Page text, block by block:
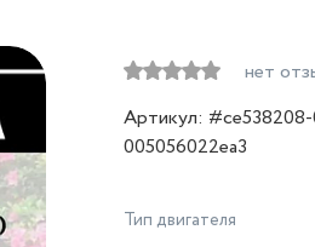
нет
Артикул:
005056022ea3
Тип двигателя